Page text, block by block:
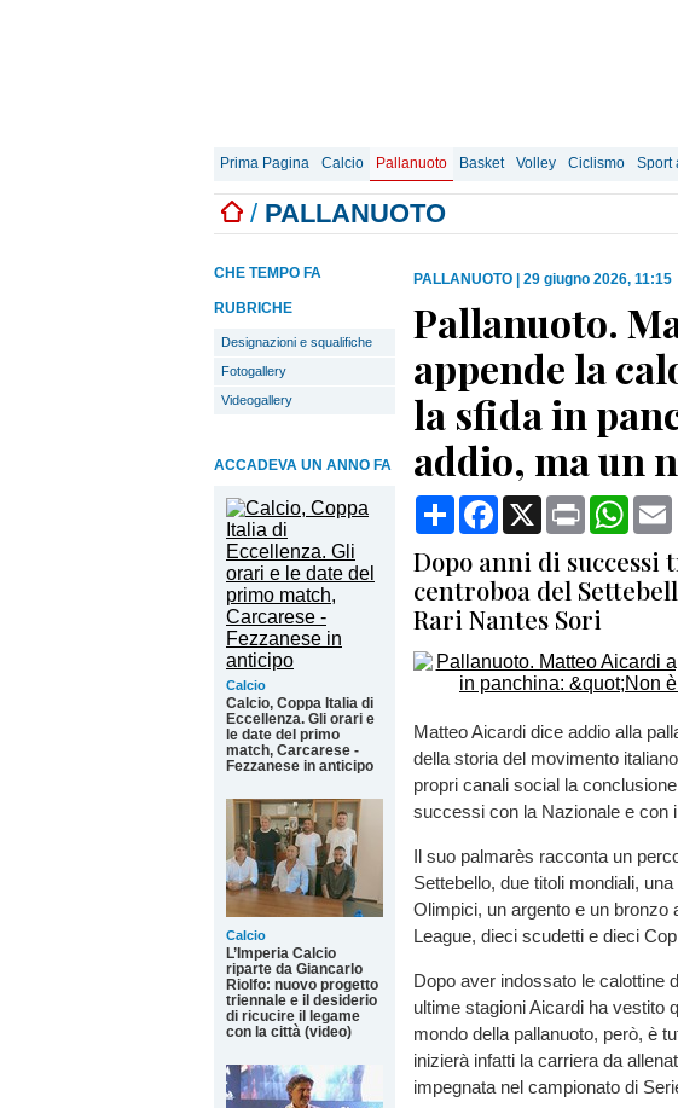
Prima Pagina Calcio Pallanuoto Basket Volley Ciclismo Sport
/ PALLANUOTO
CHE TEMPO FA
RUBRICHE
Designazioni e squalifiche
Fotogallery
Videogallery
ACCADEVA UN ANNO FA
Calcio
Calcio, Coppa Italia di
Eccellenza. Gli orari e
le date del primo
match, Carcarese -
Fezzanese in anticipo
Calcio
L’Imperia Calcio
riparte da Giancarlo
Riolfo: nuovo progetto
triennale e il desiderio
di ricucire il legame
con la città (video)
PALLANUOTO 29 giugno 2026, 11:15
Pallanuoto.
appende la
la sfida in
addio, ma un
CondividiFacebook
X Print
Dopo anni di successi
centroboa del
Rari Nantes Sori
Matteo Aicardi dice addio alla
della storia del movimento
propri canali social la
successi con la Nazionale e con
Il suo palmarès racconta un
Settebello, due titoli mondiali,
Olimpici, un argento e un bronzo
League, dieci scudetti e dieci
Dopo aver indossato le calottine
ultime stagioni Aicardi ha vestito
mondo della pallanuoto, però, è
inizierà infatti la carriera da
impegnata nel campionato di